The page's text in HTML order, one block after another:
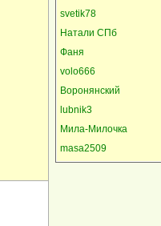
svetik78
Натали СПб
Фаня
volo666
Воронянский
lubnik3
Мила-Милочка
masa2509